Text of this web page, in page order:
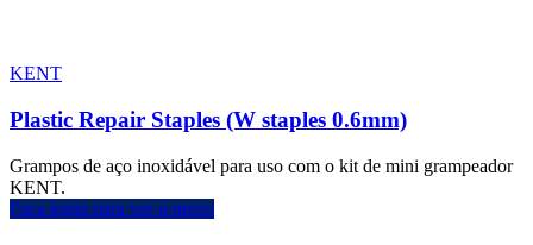
KENT
Plastic Repair Staples (W staples 0.6mm)
Grampos de aço inoxidável para uso com o kit de mini grampeador
KENT.
Faça login para ver o preço